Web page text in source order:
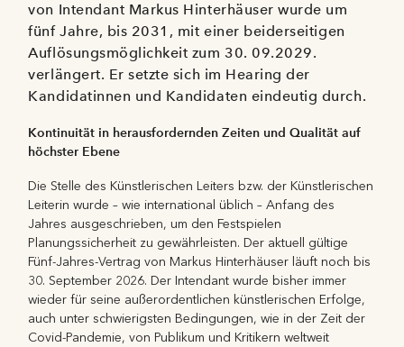
von Intendant Markus Hinterhäuser wurde um
fünf Jahre, bis 2031, mit einer beiderseitigen
Auflösungsmöglichkeit zum 30. 09.2029.
verlängert. Er setzte sich im Hearing der
Kandidatinnen und Kandidaten eindeutig durch.
Kontinuität in herausfordernden Zeiten und Qualität auf
höchster Ebene
Die Stelle des Künstlerischen Leiters bzw. der Künstlerischen
Leiterin wurde – wie international üblich – Anfang des
Jahres ausgeschrieben, um den Festspielen
Planungssicherheit zu gewährleisten. Der aktuell gültige
Fünf-Jahres-Vertrag von Markus Hinterhäuser läuft noch bis
30. September 2026. Der Intendant wurde bisher immer
wieder für seine außerordentlichen künstlerischen Erfolge,
auch unter schwierigsten Bedingungen, wie in der Zeit der
Covid-Pandemie, von Publikum und Kritikern weltweit